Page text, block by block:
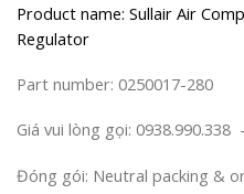
Product name: Sullair Air
Regulator
Part number: 0250017-280
Giá vui lòng gọi: 0938.990.338
Đóng gói: Neutral packing &